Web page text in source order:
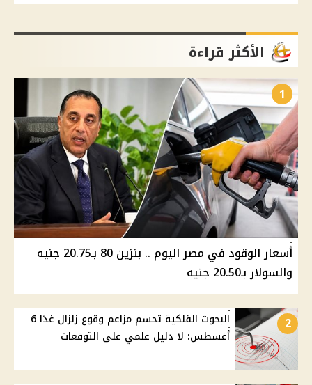
الأكثر قراءة
1
أسعار الوقود في مصر اليوم .. بنزين 80 بـ20.75 جنيه
والسولار بـ20.50 جنيه
2
البحوث الفلكية تحسم مزاعم وقوع زلزال غدًا 6
أغسطس: لا دليل علمي على التوقعات